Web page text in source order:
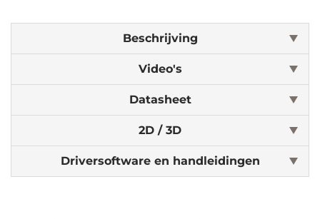
Beschrijving
Video's
Datasheet
2D / 3D
Driversoftware en handleidingen